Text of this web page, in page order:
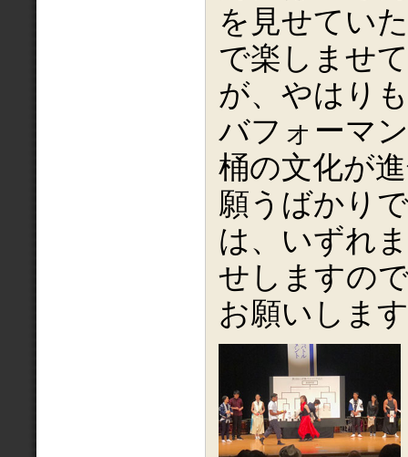
を見せてい
で楽しませ
が、やはり
バフォーマ
桶の文化が
願うばかり
は、いずれ
せしますの
お願いしま